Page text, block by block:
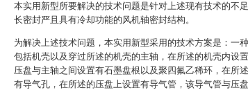
本实用新型所要解决的技术问题是针对上述现有技术的不
长密封严且具有冷却功能的风机轴密封结构。
为解决上述技术问题，本实用新型采用的技术方案是：一
包括机壳以及穿过所述的机壳的主轴，在所述的机壳内设
压盘与主轴之间设置有石墨盘根以及聚四氟乙稀环，在所
有导气孔，在所述的压盘上设置有导气管，该导气管与压